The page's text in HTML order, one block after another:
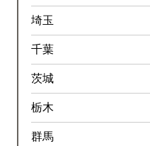
埼玉
千葉
茨城
栃木
群馬